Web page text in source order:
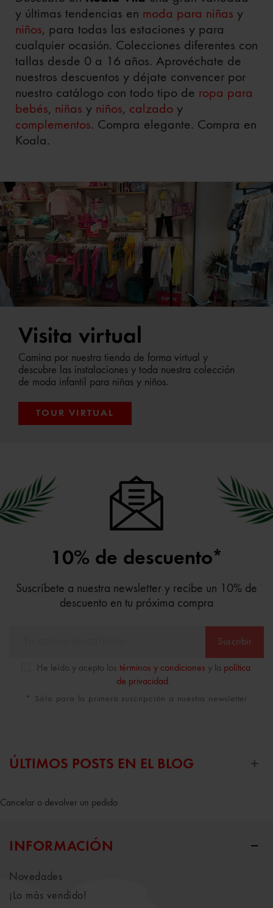
y últimas tendencias en moda para niñas y
niños, para todas las estaciones y para
cualquier ocasión. Colecciones diferentes con
tallas desde 0 a 16 años. Aprovéchate de
nuestros descuentos y déjate convencer por
nuestro catálogo con todo tipo de ropa para
bebés, niñas y niños, calzado y
complementos. Compra elegante. Compra en
Koala.
Visita virtual
Camina por nuestra tienda de forma virtual y
descubre las instalaciones y toda nuestra colección
de moda infantil para niñas y niños.
TOUR VIRTUAL
10% de descuento*
Suscríbete a nuestra newsletter y recibe un 10% de
descuento en tu próxima compra
Suscribir
He leído y acepto los términos y condiciones y la política
de privacidad.
* Sólo para la primera suscripción a nuestra newsletter
ÚLTIMOS POSTS EN EL BLOG
Cancelar o devolver un pedido
INFORMACIÓN
Novedades
¡Lo más vendido!